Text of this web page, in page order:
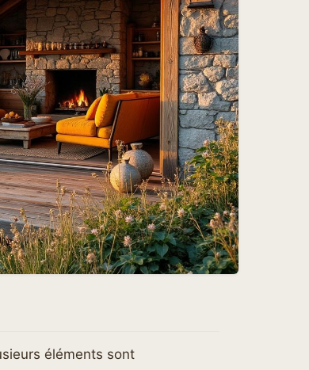
éléments sont